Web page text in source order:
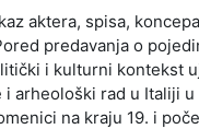
aktera, spisa,
predavanja o
i kulturni
arheološki rad u Italiji
na kraju 19. i